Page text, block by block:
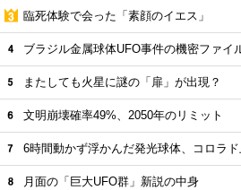
臨死体験で会った「素顔のイエス」
ブラジル金属球体UFO事件の機密ファイ
またしても火星に謎の「扉」が出現？
文明崩壊確率49%、2050年のリミット
6時間動かず浮かんだ発光球体、コロラ
月面の「巨大UFO群」新説の中身